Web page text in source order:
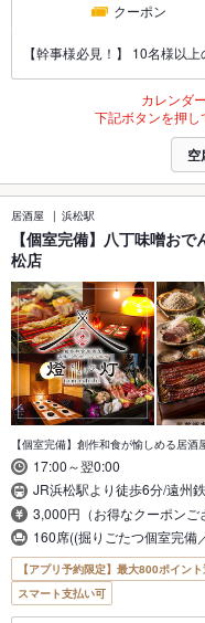
クーポン
【幹事様必見！】 10名様以
カレンダ
下記ボタンを押し
空
居酒屋 浜松駅
【個室完備】八丁味噌お
松店
【個室完備】創作和食が愉しめる居酒
17:00～翌0:00
JR浜松駅より徒歩6分/遠州
3,000円（お得なクーポンご
160席((掘りごたつ個室完
【アプリ予約限定】最大800ポイン
スマート支払い可